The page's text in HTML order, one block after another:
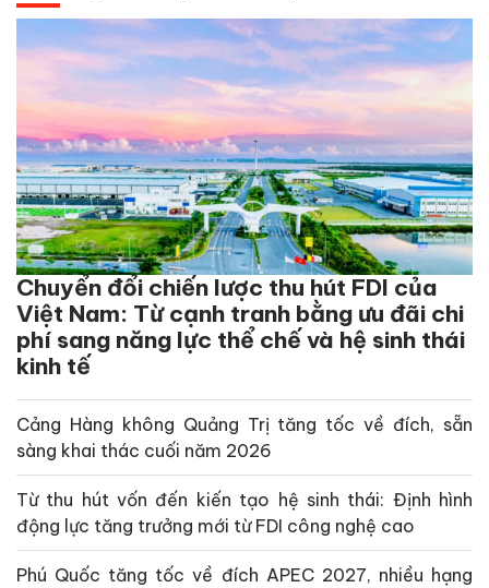
Chuyển đổi chiến lược thu hút FDI của
Việt Nam: Từ cạnh tranh bằng ưu đãi chi
phí sang năng lực thể chế và hệ sinh thái
kinh tế
Cảng Hàng không Quảng Trị tăng tốc về đích, sẵn
sàng khai thác cuối năm 2026
Từ thu hút vốn đến kiến tạo hệ sinh thái: Định hình
động lực tăng trưởng mới từ FDI công nghệ cao
Phú Quốc tăng tốc về đích APEC 2027, nhiều hạng